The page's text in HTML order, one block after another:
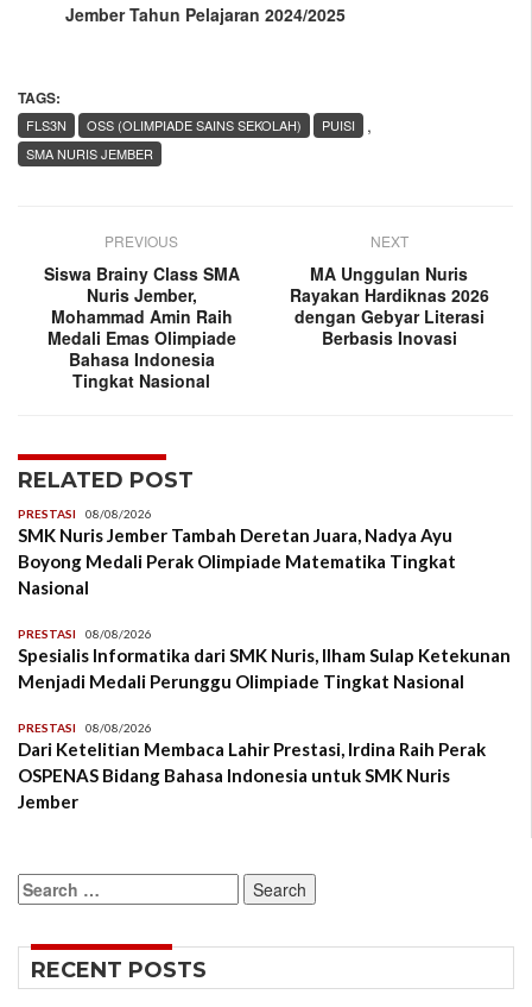
Jember Tahun Pelajaran 2024/2025
TAGS:
,
FLS3N OSS (OLIMPIADE SAINS SEKOLAH)
PUISI
SMA NURIS JEMBER
PREVIOUS
Siswa Brainy Class SMA
Nuris Jember,
Mohammad Amin Raih
Medali Emas Olimpiade
Bahasa Indonesia
Tingkat Nasional
NEXT
MA Unggulan Nuris
Rayakan Hardiknas 2026
dengan Gebyar Literasi
Berbasis Inovasi
RELATED POST
PRESTASI 08/08/2026
SMK Nuris Jember Tambah Deretan Juara, Nadya Ayu
Boyong Medali Perak Olimpiade Matematika Tingkat
Nasional
PRESTASI 08/08/2026
Spesialis Informatika dari SMK Nuris, Ilham Sulap Ketekunan
Menjadi Medali Perunggu Olimpiade Tingkat Nasional
PRESTASI 08/08/2026
Dari Ketelitian Membaca Lahir Prestasi, Irdina Raih Perak
OSPENAS Bidang Bahasa Indonesia untuk SMK Nuris
Jember
Search
for:
RECENT POSTS